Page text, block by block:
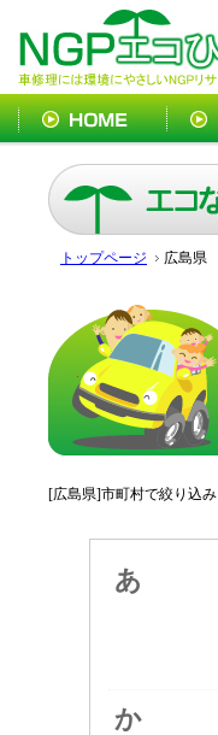
トップページ 広島県
[広島県]市町村で絞り込み
あ
か